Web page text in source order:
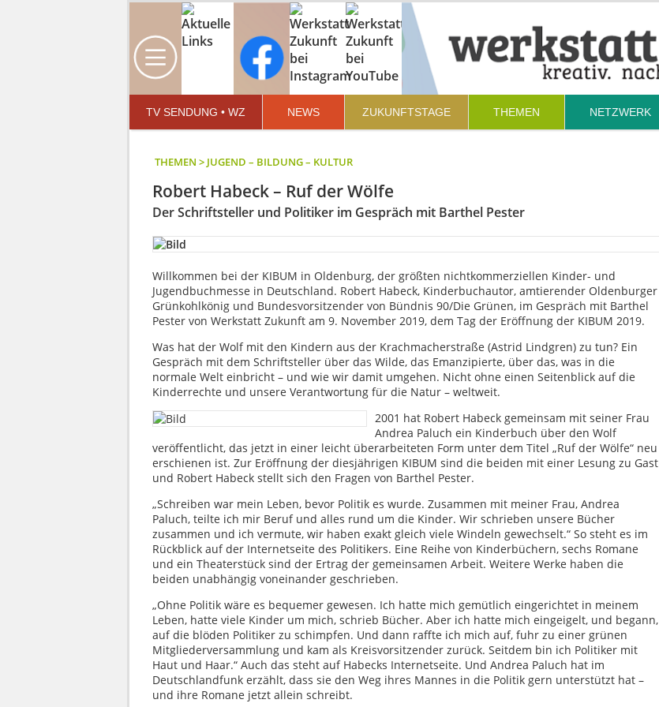
TV SENDUNG • WZ NEWS ZUKUNFTSTAGE THEMEN NETZWERK
THEMEN > JUGEND – BILDUNG – KULTUR
Robert Habeck – Ruf der Wölfe
Der Schriftsteller und Politiker im Gespräch mit Barthel Pester
Willkommen bei der KIBUM in Oldenburg, der größten nichtkommerziellen Kinder- und
Jugendbuchmesse in Deutschland. Robert Habeck, Kinderbuchautor, amtierender Oldenburger
Grünkohlkönig und Bundesvorsitzender von Bündnis 90/Die Grünen, im Gespräch mit Barthel
Pester von Werkstatt Zukunft am 9. November 2019, dem Tag der Eröffnung der KIBUM 2019.
Was hat der Wolf mit den Kindern aus der Krachmacherstraße (Astrid Lindgren) zu tun? Ein
Gespräch mit dem Schriftsteller über das Wilde, das Emanzipierte, über das, was in die
normale Welt einbricht – und wie wir damit umgehen. Nicht ohne einen Seitenblick auf die
Kinderrechte und unsere Verantwortung für die Natur – weltweit.
2001 hat Robert Habeck gemeinsam mit seiner Frau
Andrea Paluch ein Kinderbuch über den Wolf
veröffentlicht, das jetzt in einer leicht überarbeiteten Form unter dem Titel „Ruf der Wölfe“ neu
erschienen ist. Zur Eröffnung der diesjährigen KIBUM sind die beiden mit einer Lesung zu Gast
und Robert Habeck stellt sich den Fragen von Barthel Pester.
„Schreiben war mein Leben, bevor Politik es wurde. Zusammen mit meiner Frau, Andrea
Paluch, teilte ich mir Beruf und alles rund um die Kinder. Wir schrieben unsere Bücher
zusammen und ich vermute, wir haben exakt gleich viele Windeln gewechselt.“ So steht es im
Rückblick auf der Internetseite des Politikers. Eine Reihe von Kinderbüchern, sechs Romane
und ein Theaterstück sind der Ertrag der gemeinsamen Arbeit. Weitere Werke haben die
beiden unabhängig voneinander geschrieben.
„Ohne Politik wäre es bequemer gewesen. Ich hatte mich gemütlich eingerichtet in meinem
Leben, hatte viele Kinder um mich, schrieb Bücher. Aber ich hatte mich eingeigelt, und begann,
auf die blöden Politiker zu schimpfen. Und dann raffte ich mich auf, fuhr zu einer grünen
Mitgliederversammlung und kam als Kreisvorsitzender zurück. Seitdem bin ich Politiker mit
Haut und Haar.“ Auch das steht auf Habecks Internetseite. Und Andrea Paluch hat im
Deutschlandfunk erzählt, dass sie den Weg ihres Mannes in die Politik gern unterstützt hat –
und ihre Romane jetzt allein schreibt.